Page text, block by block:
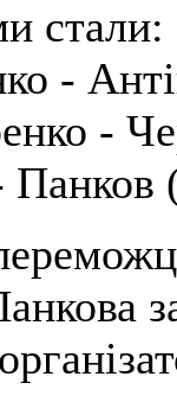
стали:
-
-
Панков